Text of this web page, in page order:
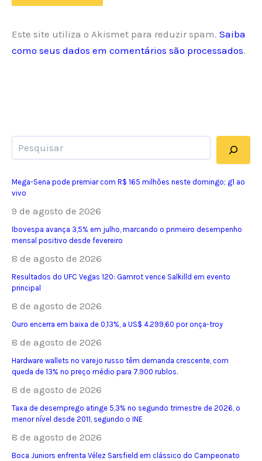
Este site utiliza o Akismet para reduzir spam. Saiba
como seus dados em comentários são processados.
Mega-Sena pode premiar com R$ 165 milhões neste domingo; g1 ao
vivo
9 de agosto de 2026
Ibovespa avança 3,5% em julho, marcando o primeiro desempenho
mensal positivo desde fevereiro
8 de agosto de 2026
Resultados do UFC Vegas 120: Gamrot vence Salkilld em evento
principal
8 de agosto de 2026
Ouro encerra em baixa de 0,13%, a US$ 4.299,60 por onça-troy
8 de agosto de 2026
Hardware wallets no varejo russo têm demanda crescente, com
queda de 13% no preço médio para 7.900 rublos.
8 de agosto de 2026
Taxa de desemprego atinge 5,3% no segundo trimestre de 2026, o
menor nível desde 2011, segundo o INE
8 de agosto de 2026
Boca Juniors enfrenta Vélez Sarsfield em clássico do Campeonato